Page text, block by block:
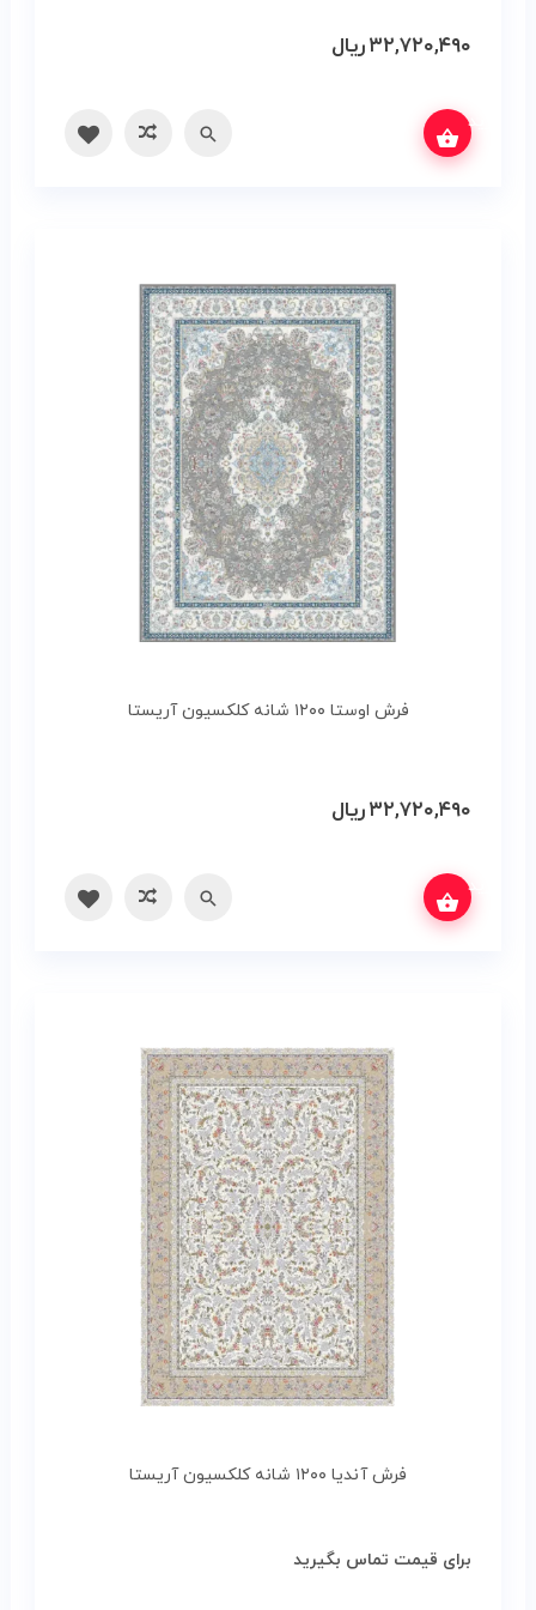
۳۲,۷۲۰,۴۹۰ریال
مقایسه بگیرید
فرش اوستا ۱۲۰۰ شانه کلکسیون آریستا
۳۲,۷۲۰,۴۹۰ریال
مقایسه بگیرید
فرش آندیا ۱۲۰۰ شانه کلکسیون آریستا
برای قیمت تماس بگیرید